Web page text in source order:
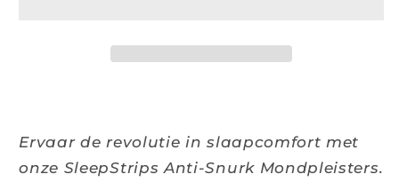
Ervaar de revolutie in slaapcomfort met
onze SleepStrips Anti-Snurk Mondpleisters.